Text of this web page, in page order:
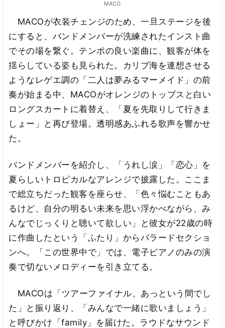
MACO
MACOが衣装チェンジのため、一旦ステージを後
にすると、バンドメンバーが洗練されたインスト曲
でその場を繋ぐ。テンポの良い楽曲に、観客が体を
揺らしている姿も見られた。カリブ海を連想させる
ようなレゲエ調の「二人は夢みるマーメイド」の前
奏が始まる中、MACOがオレンジのトップスと白い
ロングスカートに着替え、「夏を先取りして行きま
しょー」と再び登場。透明感あふれる歌声を響かせ
た。
バンドメンバーを紹介し、「うれし涙」「恋心」を
夏らしいトロピカルなアレンジで披露した。ここま
で総立ちだった観客を座らせ、「色々悩むこともあ
るけど、自分の明るい未来を思い浮かべながら、み
んなでじっくりと聴いて欲しい」と彼女が22歳の時
に作曲したという「ふたり」からバラードセクショ
ンへ。「この世界中で」では、電子ピアノのみの演
奏で切ないメロディーを引き立てる。
MACOは「ツアーファイナル、あっという間でし
た」と振り返り、「みんなで一緒に歌いましょう」
と呼びかけ「family」を届けた。ラウドなサウンド